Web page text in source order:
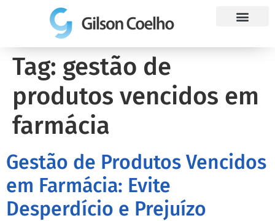
Tag: gestão de
produtos vencidos em
farmácia
Gestão de Produtos Vencidos
em Farmácia: Evite
Desperdício e Prejuízo